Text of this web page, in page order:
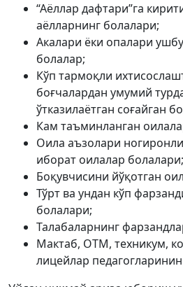
“Аёллар дафтари”га
аёлларнинг болалари;
Акалари ёки опалари
болалар;
Кўп тармоқли
боғчалардан умумий
ўтказилаётган соғайган
Кам таъминланган
Оила аъзолари
иборат оилалар болалари;
Боқувчисини йўқотган
Тўрт ва ундан кўп
болалари;
Талабаларнинг
Мактаб, ОТМ, техникум,
лицейлар